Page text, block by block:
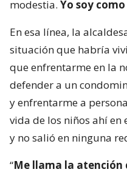
modestia. Yo soy
En esa línea, la
situación que habría
que enfrentarme en la
defender a un
y enfrentarme a
vida de los niños ahí en
y no salió en ninguna
“Me llama la atención